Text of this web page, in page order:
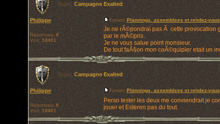
Sujet:Campagne Exalted
Philippe
Réponses:8
Vus:18401
Forum:Plannings, assemblees et rendez-vous
Je ne rÃ©pondrai pas Ã cette provocation
par le mÃ©pris.
Je ne vous salue point monsieur.
De tout faÃ§on mon coÃ©quipier etait un
Sujet:Campagne Exalted
Philippe
Réponses:8
Vus:18401
Forum:Plannings, assemblees et rendez-vous
Perso tester les deux me conviendrait je
jouer et Esteren pas du tout.